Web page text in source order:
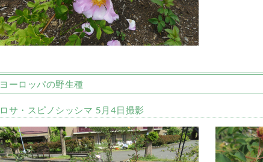
ヨーロッパの野生種
ロサ・スピノシッシマ 5月4日撮影